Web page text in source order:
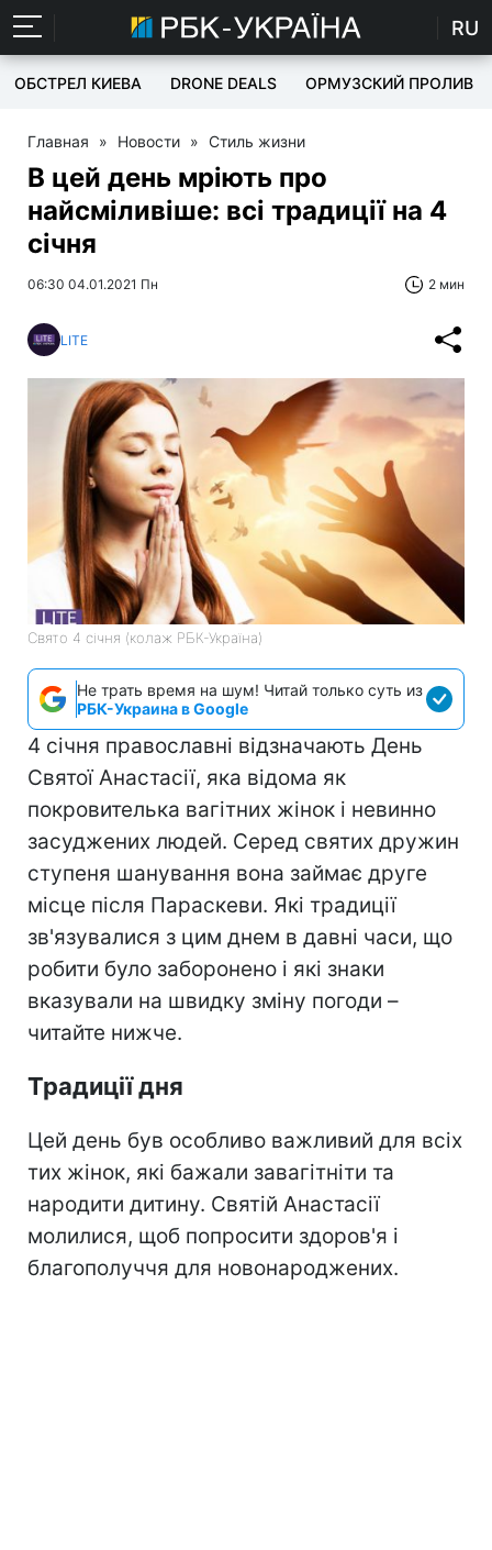
RU
ОБСТРЕЛ КИЕВА DRONE DEALS ОРМУЗСКИЙ ПРОЛИВ
Главная » Новости » Стиль жизни
В цей день мріють про
найсміливіше: всі традиції на 4
січня
06:30 04.01.2021 Пн 2 мин
LITE
Свято 4 січня (колаж РБК-Україна)
Не трать время на шум! Читай только суть из
РБК-Украина в Google
4 січня православні відзначають День
Святої Анастасії, яка відома як
покровителька вагітних жінок і невинно
засуджених людей. Серед святих дружин
ступеня шанування вона займає друге
місце після Параскеви. Які традиції
зв'язувалися з цим днем в давні часи, що
робити було заборонено і які знаки
вказували на швидку зміну погоди –
читайте нижче.
Традиції дня
Цей день був особливо важливий для всіх
тих жінок, які бажали завагітніти та
народити дитину. Святій Анастасії
молилися, щоб попросити здоров'я і
благополуччя для новонароджених.